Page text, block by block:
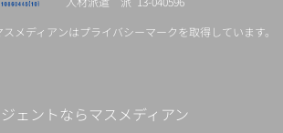
スメディアンはプライバシーマークを取得しています。
ェントならマスメディアン